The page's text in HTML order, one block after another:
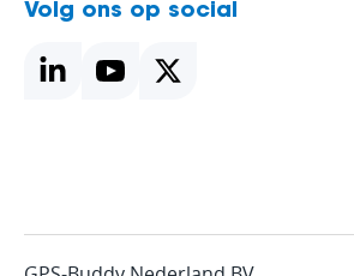
Volg ons op social